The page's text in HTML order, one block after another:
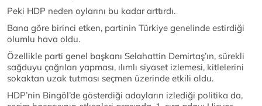
Peki HDP neden oylarını bu kadar arttırdı.
Bana göre birinci etken, partinin Türkiye genelinde estirdiği
olumlu hava oldu.
Özellikle parti genel başkanı Selahattin Demirtaş’ın, sürekli
sağduyu çağrıları yapması, ılımlı siyaset izlemesi, kitlelerini
sokaktan uzak tutması seçmen üzerinde etkili oldu.
HDP’nin Bingöl’de gösterdiği adayların izlediği politika da,